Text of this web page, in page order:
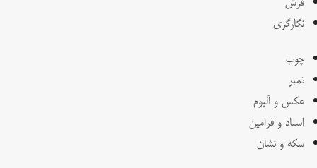
نگارگری
چوب
تمبر
عکس و آلبوم
اسناد و فرامین
سکه و نشان